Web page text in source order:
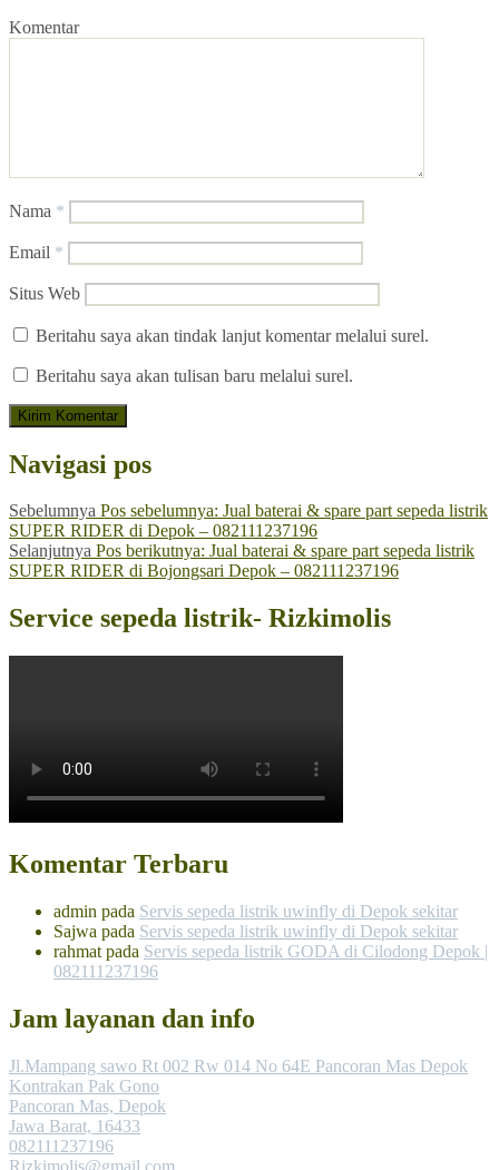
Komentar
Nama *
Email *
Situs Web
Beritahu saya akan tindak lanjut komentar melalui surel.
Beritahu saya akan tulisan baru melalui surel.
Navigasi pos
Sebelumnya Pos sebelumnya: Jual baterai & spare part sepeda listrik
SUPER RIDER di Depok – 082111237196
Selanjutnya Pos berikutnya: Jual baterai & spare part sepeda listrik
SUPER RIDER di Bojongsari Depok – 082111237196
Service sepeda listrik- Rizkimolis
Komentar Terbaru
admin pada Servis sepeda listrik uwinfly di Depok sekitar
Sajwa pada Servis sepeda listrik uwinfly di Depok sekitar
rahmat pada Servis sepeda listrik GODA di Cilodong Depok |
082111237196
Jam layanan dan info
Jl.Mampang sawo Rt 002 Rw 014 No 64E Pancoran Mas Depok
Kontrakan Pak Gono
Pancoran Mas, Depok
Jawa Barat, 16433
082111237196
Rizkimolis@gmail.com